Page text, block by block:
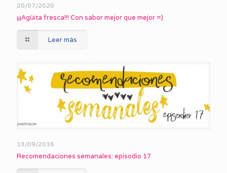
20/07/2020
¡¡¡Agüita fresca!!! Con sabor mejor que mejor =)
Leer más
13/09/2016
Recomendaciones semanales: episodio 17